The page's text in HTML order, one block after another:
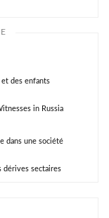
des enfants
in Russia
dans une société
dérives sectaires